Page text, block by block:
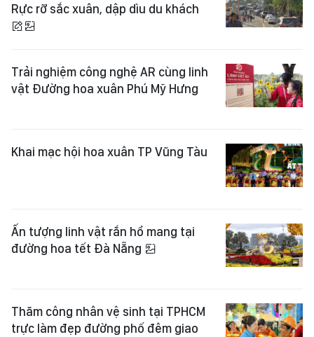
Rực rỡ sắc xuân, dập dìu du khách
Trải nghiệm công nghệ AR cùng linh
vật Đường hoa xuân Phú Mỹ Hưng
Khai mạc hội hoa xuân TP Vũng Tàu
Ấn tượng linh vật rắn hổ mang tại
đường hoa tết Đà Nẵng
Thăm công nhân vệ sinh tại TPHCM
trực làm đẹp đường phố đêm giao